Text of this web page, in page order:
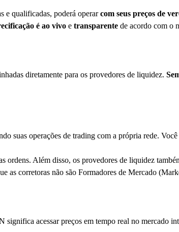
e qualificadas, poderá operarcom seus preços de
é ao vivo e transparente de acordo com o
diretamente para os provedores de liquidez.
suas operações de trading com a própria rede.
ordens. Além disso, os provedores de liquidez
as corretoras não são Formadores de Mercado
acessar preços em tempo real no mercado